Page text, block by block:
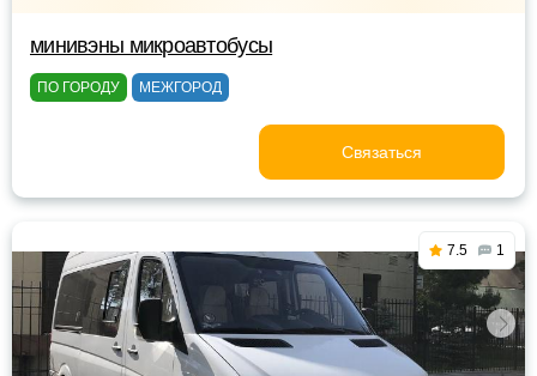
минивэны микроавтобусы
ПО ГОРОДУ МЕЖГОРОД
Связаться
7.5 1